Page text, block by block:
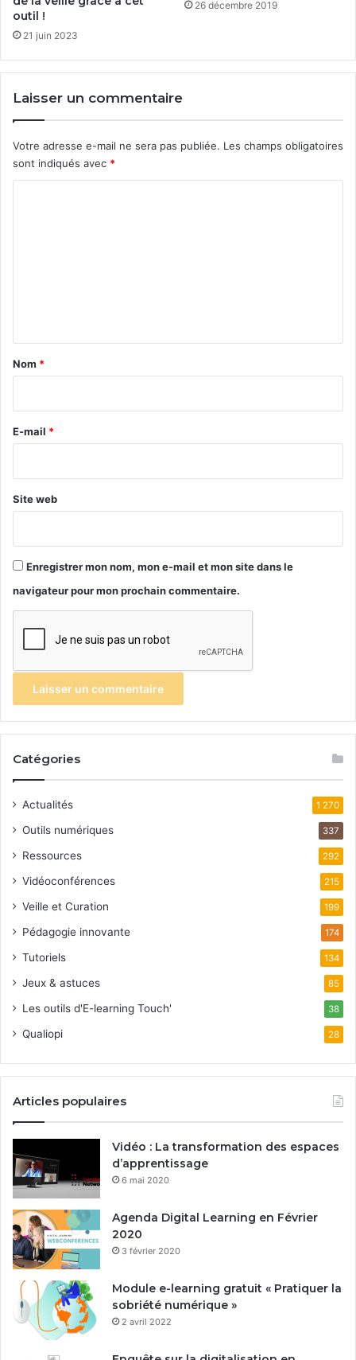
outil !
21 juin 2023
26 décembre 2019
Laisser un commentaire
Votre adresse e-mail ne sera pas publiée. Les champs obligatoires
sont indiqués avec *
a
e
Nom *
E-mail *
Site web
Enregistrer mon nom, mon e-mail et mon site dans le
navigateur pour mon prochain commentaire.
Catégories
Actualités 1 270
Outils numériques 337
Ressources 292
Vidéoconférences 215
Veille et Curation 199
Pédagogie innovante 174
Tutoriels 134
Jeux & astuces 85
Les outils d'E-learning Touch' 38
Qualiopi 28
Articles populaires
Vidéo : La transformation des espaces
d’apprentissage
6 mai 2020
Agenda Digital Learning en Février
2020
3 février 2020
Module e-learning gratuit « Pratiquer la
sobriété numérique »
2 avril 2022